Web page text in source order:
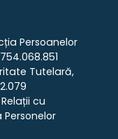
Persoanelor
Tutelară,
cu